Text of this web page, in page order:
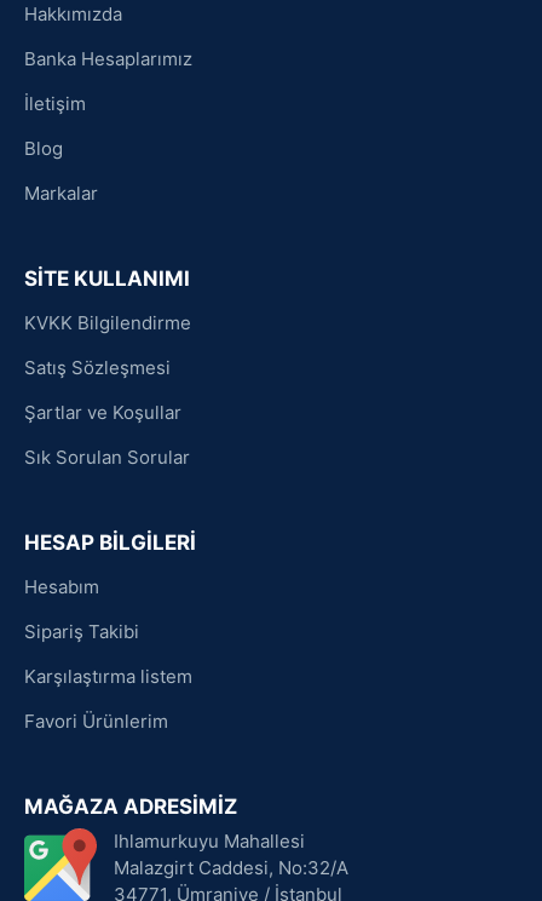
Hakkımızda
Banka Hesaplarımız
İletişim
Blog
Markalar
SİTE KULLANIMI
KVKK Bilgilendirme
Satış Sözleşmesi
Şartlar ve Koşullar
Sık Sorulan Sorular
HESAP BİLGİLERİ
Hesabım
Sipariş Takibi
Karşılaştırma listem
Favori Ürünlerim
MAĞAZA ADRESİMİZ
Ihlamurkuyu Mahallesi
Malazgirt Caddesi, No:32/A
34771, Ümraniye / İstanbul